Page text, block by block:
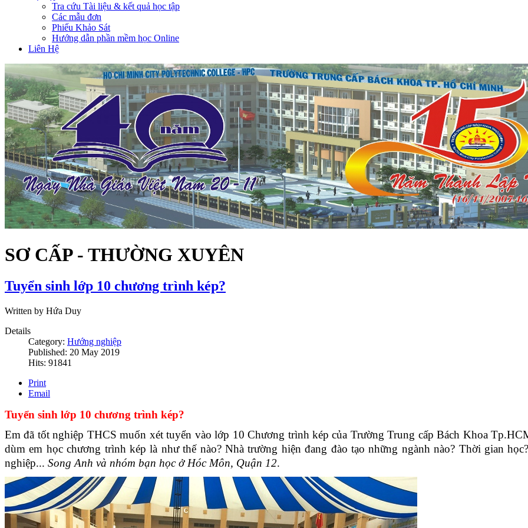
Tra cứu Tài liệu & kết quả học tập
Các mẫu đơn
Phiếu Khảo Sát
Hướng dẫn phần mềm học Online
Liên Hệ
SƠ CẤP - THƯỜNG XUYÊN
Tuyển sinh lớp 10 chương trình kép?
Written by Hứa Duy
Details
Category: Hướng nghiệp
Published: 20 May 2019
Hits: 91841
Print
Email
Tuyển sinh lớp 10 chương trình kép?
Em đã tốt nghiệp THCS muốn xét tuyển vào lớp 10 Chương trình kép của Trường Trung cấp Bách Khoa
dùm em học chương trình kép là như thế nào? Nhà trường hiện đang đào tạo những ngành nào? Thời gian
nghiệp... Song Anh và nhóm bạn học ở Hóc Môn, Quận 12.